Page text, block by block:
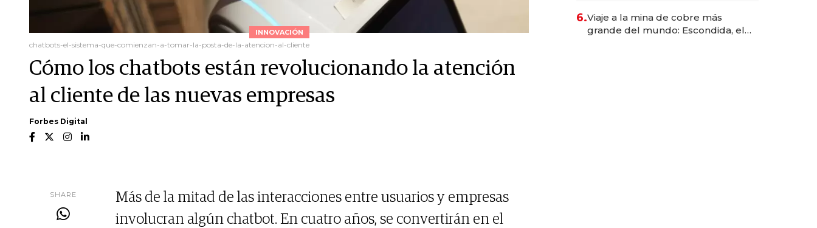
INNOVACIÓN
chatbots-el-sistema-que-comienzan-a-tomar-la-posta-de-la-atencion-al-cliente
Cómo los chatbots están revolucionando la atención
al cliente de las nuevas empresas
Forbes Digital
SHARE
Más de la mitad de las interacciones entre usuarios y empresas
involucran algún chatbot. En cuatro años, se convertirán en el
6.Viaje a la mina de cobre más
grande del mundo: Escondida, el